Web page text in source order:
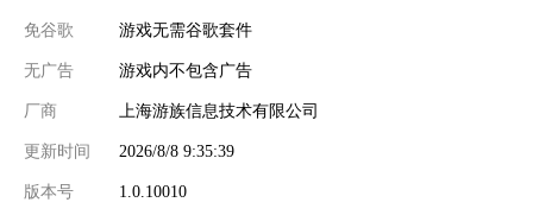
免谷歌 游戏无需谷歌套件
无广告 游戏内不包含广告
厂商 上海游族信息技术有限公司
更新时间 2026/8/8 9:35:39
版本号 1.0.10010